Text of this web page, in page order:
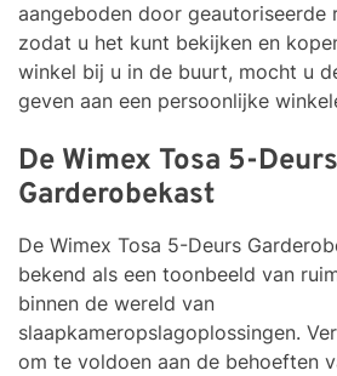
aangeboden door geautoriseerde
zodat u het kunt bekijken en
winkel bij u in de buurt, mocht u
geven aan een persoonlijke
De Wimex Tosa 5-Deurs
Garderobekast
De Wimex Tosa 5-Deurs
bekend als een toonbeeld van
binnen de wereld van
slaapkameropslagoplossingen.
om te voldoen aan de behoeften